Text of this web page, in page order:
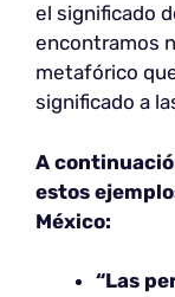
el significado
encontramos
metafórico
significado a
A
estos
México:
“Las